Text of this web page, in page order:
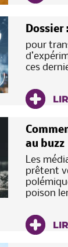
Dossier
pour
ces
au buzz
Les
prêtent
poison